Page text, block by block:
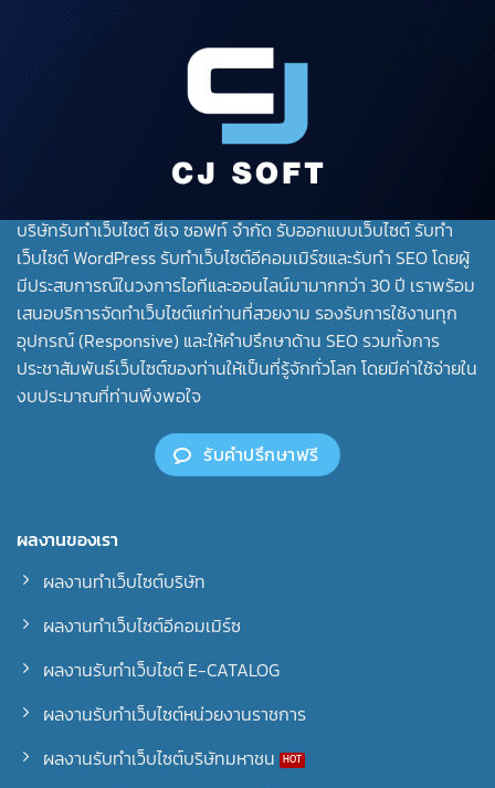
บริษัทรับทําเว็บไซต์ ซีเจ ซอฟท์ จำกัด รับออกแบบเว็บไซต์ รับทำ
เว็บไซต์ WordPress รับทำเว็บไซต์อีคอมเมิร์ซและรับทำ SEO โดยผู้
มีประสบการณ์ในวงการไอทีและออนไลน์มามากกว่า 30 ปี เราพร้อม
เสนอบริการจัดทำเว็บไซต์แก่ท่านที่สวยงาม รองรับการใช้งานทุก
อุปกรณ์ (Responsive) และให้คำปรึกษาด้าน SEO รวมทั้งการ
ประชาสัมพันธ์เว็บไซต์ของท่านให้เป็นที่รู้จักทั่วโลก โดยมีค่าใช้จ่ายใน
งบประมาณที่ท่านพึงพอใจ
รับคำปรึกษาฟรี
ผลงานของเรา
ผลงานทำเว็บไซต์บริษัท
ผลงานทำเว็บไซต์อีคอมเมิร์ซ
ผลงานรับทำเว็บไซต์ E-CATALOG
ผลงานรับทำเว็บไซต์หน่วยงานราชการ
ผลงานรับทำเว็บไซต์บริษัทมหาชน